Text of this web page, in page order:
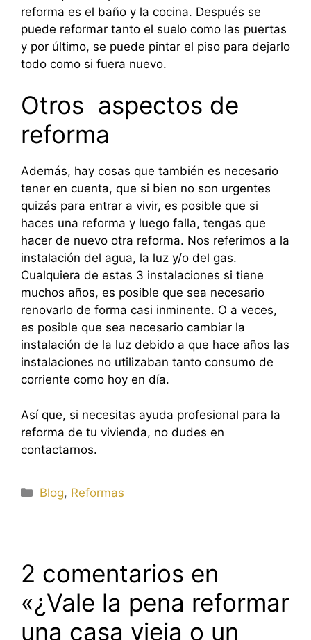
reforma es el baño y la cocina. Después se
puede reformar tanto el suelo como las puertas
y por último, se puede pintar el piso para dejarlo
todo como si fuera nuevo.
Otros aspectos de
reforma
Además, hay cosas que también es necesario
tener en cuenta, que si bien no son urgentes
quizás para entrar a vivir, es posible que si
haces una reforma y luego falla, tengas que
hacer de nuevo otra reforma. Nos referimos a la
instalación del agua, la luz y/o del gas.
Cualquiera de estas 3 instalaciones si tiene
muchos años, es posible que sea necesario
renovarlo de forma casi inminente. O a veces,
es posible que sea necesario cambiar la
instalación de la luz debido a que hace años las
instalaciones no utilizaban tanto consumo de
corriente como hoy en día.
Así que, si necesitas ayuda profesional para la
reforma de tu vivienda, no dudes en
contactarnos.
Categorías
Blog, Reformas
2 comentarios en
«¿Vale la pena reformar
una casa vieja o un